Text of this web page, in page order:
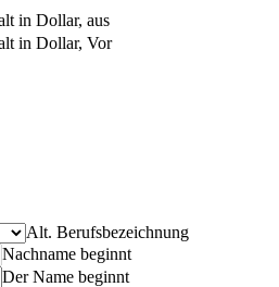
in Dollar, aus
in Dollar, Vor
Alt. Berufsbezeichnung
Nachname beginnt
Der Name beginnt